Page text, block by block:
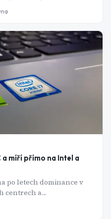
příští týden, OpenAI
o více než tři biliony
a míří přímo na Intel a
po letech dominance v
centrech a
vstupuje i do
čip RTX Spark má